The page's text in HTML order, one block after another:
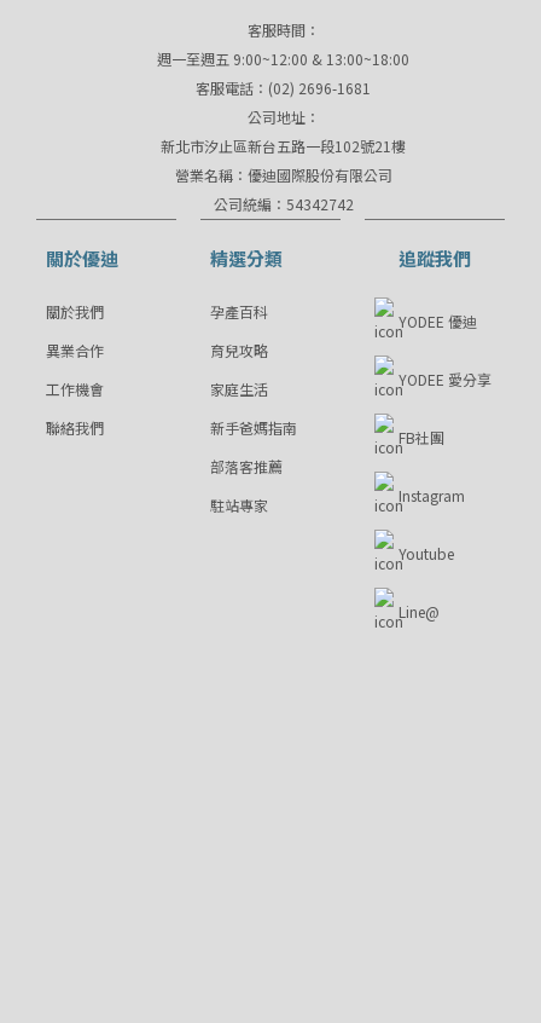
客服時間：
週一至週五 9:00~12:00 & 13:00~18:00
客服電話：(02) 2696-1681
公司地址：
新北市汐止區新台五路一段102號21樓
營業名稱：優迪國際股份有限公司
公司統編：54342742
關於優迪
關於我們
異業合作
工作機會
聯絡我們
精選分類
孕產百科
育兒攻略
家庭生活
新手爸媽指南
部落客推薦
駐站專家
追蹤我們
YODEE 優迪
YODEE 愛分享
FB社團
Instagram
Youtube
Line@